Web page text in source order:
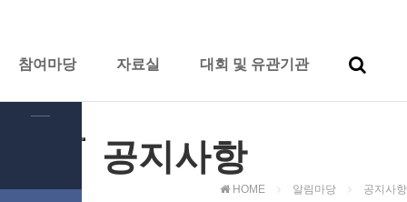
참여마당 자료실 대회 및 유관기관
공지사항
HOME 알림마당 공지사항